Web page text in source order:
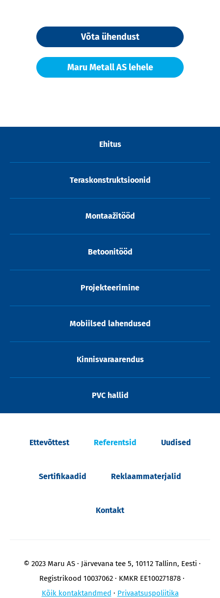
Võta ühendust
Maru Metall AS lehele
Ehitus
Teraskonstruktsioonid
Montaažitööd
Betoonitööd
Projekteerimine
Mobiilsed lahendused
Kinnisvaraarendus
PVC hallid
Ettevõttest Referentsid Uudised
Sertifikaadid Reklaammaterjalid
Kontakt
© 2023 Maru AS
Järvevana tee 5, 10112 Tallinn, Eesti
Registrikood 10037062
KMKR EE100271878
Kõik kontaktandmed
Privaatsuspoliitika